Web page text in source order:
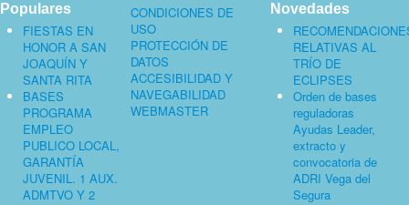
Populares
FIESTAS EN
HONOR A SAN
JOAQUÍN Y
SANTA RITA
BASES
PROGRAMA
EMPLEO
PUBLICO LOCAL,
GARANTÍA
JUVENIL. 1 AUX.
ADMTVO Y 2
CONDICIONES DE
USO
PROTECCIÓN DE
DATOS
ACCESIBILIDAD Y
NAVEGABILIDAD
WEBMASTER
Novedades
RELATIVAS AL
TRÍO DE
ECLIPSES
Orden de bases
reguladoras
Ayudas Leader,
extracto y
convocatoria de
ADRI Vega del
Segura